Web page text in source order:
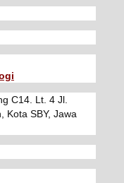
C14. Lt. 4 Jl.
Kota SBY, Jawa